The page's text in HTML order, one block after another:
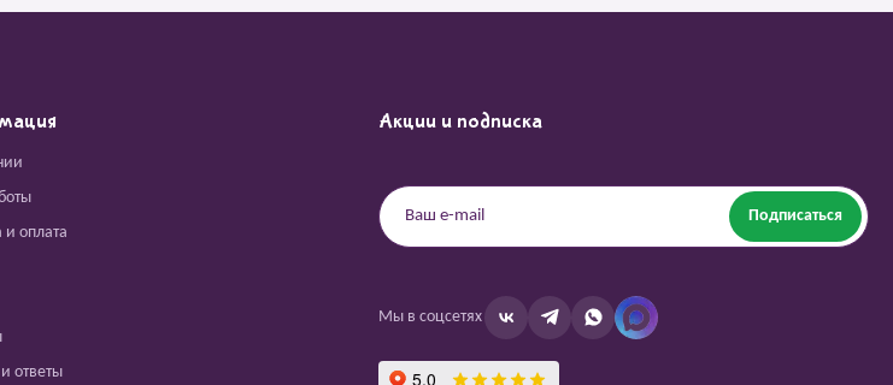
и оплата
ответы
Акции и подписка
Подписаться
Мы в соцсетях